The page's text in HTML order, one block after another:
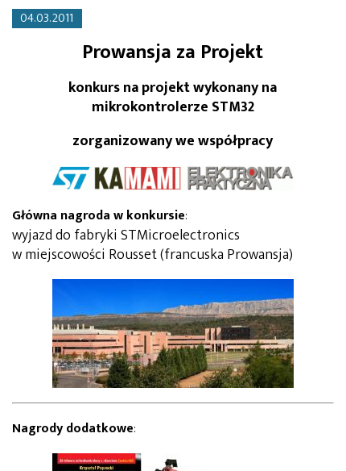
04.03.2011
Prowansja za Projekt
konkurs na projekt wykonany na
mikrokontrolerze STM32
zorganizowany we współpracy
Główna nagroda w konkursie:
wyjazd do fabryki STMicroelectronics
w miejscowości Rousset (francuska Prowansja)
Nagrody dodatkowe: